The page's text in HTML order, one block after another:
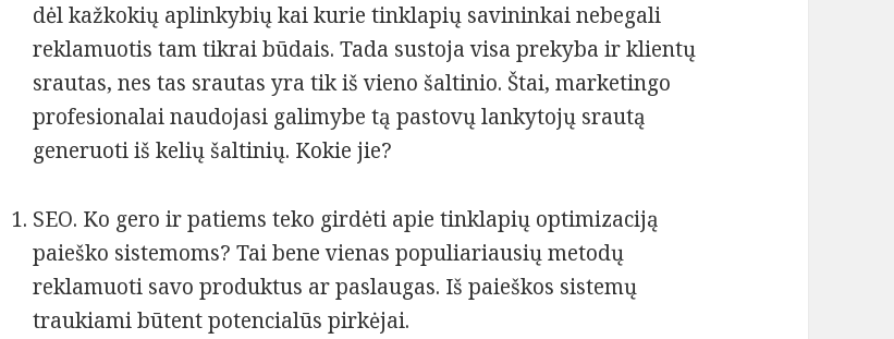
dėl kažkokių aplinkybių kai kurie tinklapių savininkai nebegali
reklamuotis tam tikrai būdais. Tada sustoja visa prekyba ir klientų
srautas, nes tas srautas yra tik iš vieno šaltinio. Štai, marketingo
profesionalai naudojasi galimybe tą pastovų lankytojų srautą
generuoti iš kelių šaltinių. Kokie jie?
SEO. Ko gero ir patiems teko girdėti apie tinklapių optimizaciją
paieško sistemoms? Tai bene vienas populiariausių metodų
reklamuoti savo produktus ar paslaugas. Iš paieškos sistemų
traukiami būtent potencialūs pirkėjai.